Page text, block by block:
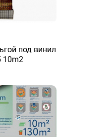
под винил
10m2